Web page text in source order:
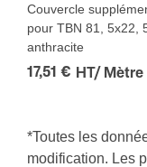
Couvercle
pour TBN 81, 5x22,
anthracite
17,51 € HT/ Mètre
*Toutes les
modification. Les